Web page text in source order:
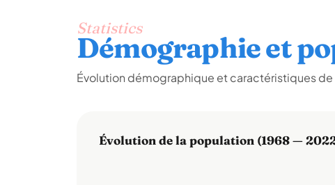
Statistics
Démographie et
Évolution démographique et caractéristiques de
Évolution de la population (1968 —